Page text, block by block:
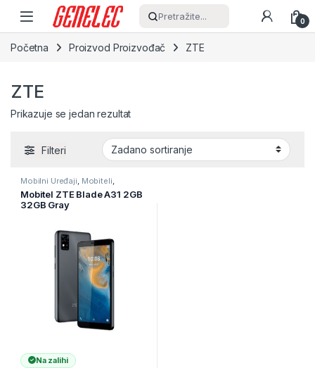
Skip to navigation
Skip to content
Pretražite... 0
Početna Proizvod Proizvođač ZTE
ZTE
Prikazuje se jedan rezultat
Filteri
Mobilni Uređaji, Mobiteli,
Pametni telefoni
Mobitel ZTE Blade A31 2GB
32GB Gray
Na zalihi